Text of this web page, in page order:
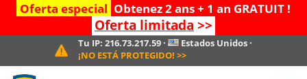
Oferta especial Obtenez 2 ans + 1 an GRATUIT !
Oferta limitada >>
Tu IP:216.73.217.59 · Estados Unidos·
¡NO ESTÁ PROTEGIDO! >>